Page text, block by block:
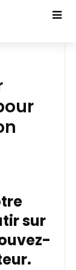
sur